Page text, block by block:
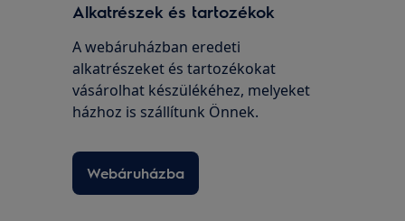
Alkatrészek és tartozékok
A webáruházban eredeti
alkatrészeket és tartozékokat
vásárolhat készülékéhez, melyeket
házhoz is szállítunk Önnek.
Webáruházba